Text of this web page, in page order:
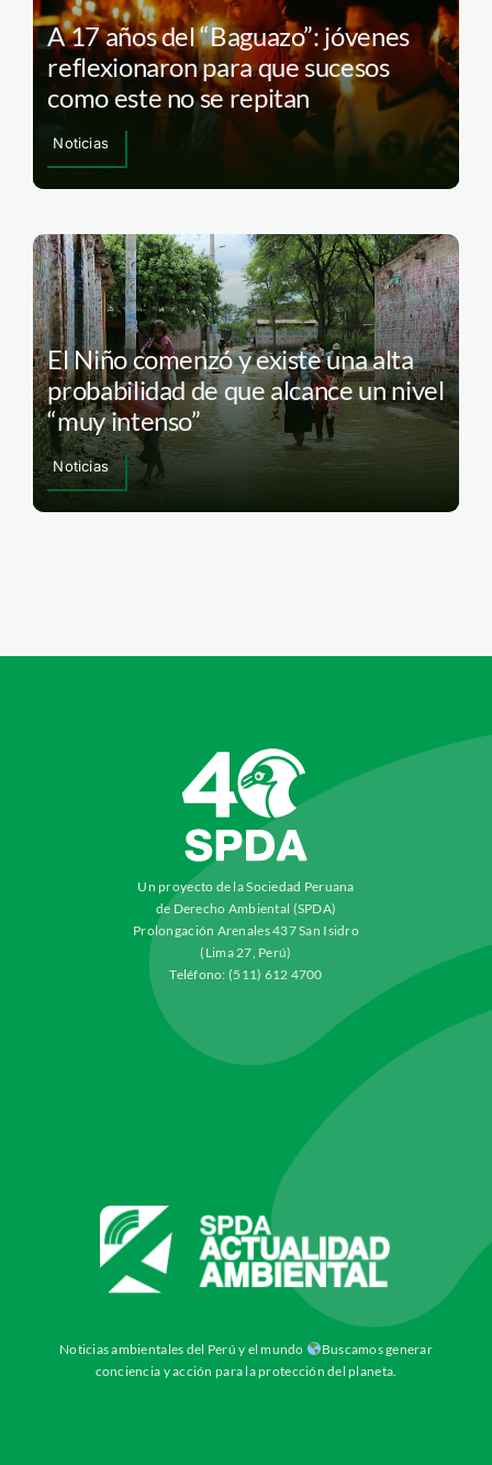
A 17 años del “Baguazo”: jóvenes
reflexionaron para que sucesos
como este no se repitan
Noticias
El Niño comenzó y existe una alta
probabilidad de que alcance un nivel
“muy intenso”
Noticias
Un proyecto de la Sociedad Peruana
de Derecho Ambiental (SPDA)
Prolongación Arenales 437 San Isidro
(Lima 27, Perú)
Teléfono: (511) 612 4700
Noticias ambientales del Perú y el mundo
Buscamos generar
conciencia y acción para la protección del planeta.